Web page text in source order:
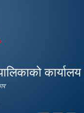
कार्यालय